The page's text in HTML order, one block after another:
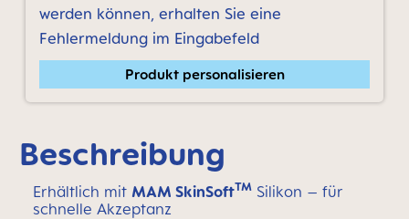
werden können, erhalten Sie eine
Fehlermeldung im Eingabefeld
Produkt personalisieren
Beschreibung
Erhältlich mit MAM SkinSoftTM Silikon – für
schnelle Akzeptanz